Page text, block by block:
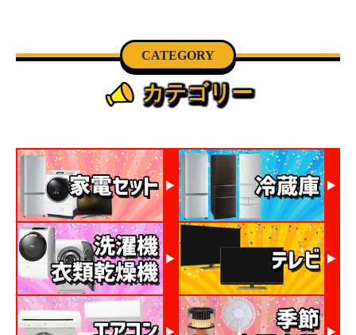
CATEGORY
カテゴリー